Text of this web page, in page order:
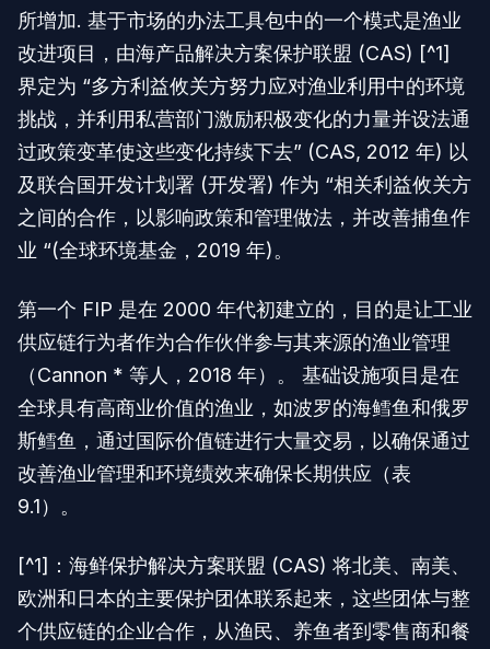
所增加. 基于市场的办法工具包中的一个模式是渔业
改进项目，由海产品解决方案保护联盟 (CAS) [^1]
界定为 “多方利益攸关方努力应对渔业利用中的环境
挑战，并利用私营部门激励积极变化的力量并设法通
过政策变革使这些变化持续下去” (CAS, 2012 年) 以
及联合国开发计划署 (开发署) 作为 “相关利益攸关方
之间的合作，以影响政策和管理做法，并改善捕鱼作
业 “(全球环境基金，2019 年)。
第一个 FIP 是在 2000 年代初建立的，目的是让工业
供应链行为者作为合作伙伴参与其来源的渔业管理
（Cannon * 等人，2018 年）。 基础设施项目是在
全球具有高商业价值的渔业，如波罗的海鳕鱼和俄罗
斯鳕鱼，通过国际价值链进行大量交易，以确保通过
改善渔业管理和环境绩效来确保长期供应（表
9.1）。
[^1]：海鲜保护解决方案联盟 (CAS) 将北美、南美、
欧洲和日本的主要保护团体联系起来，这些团体与整
个供应链的企业合作，从渔民、养鱼者到零售商和餐